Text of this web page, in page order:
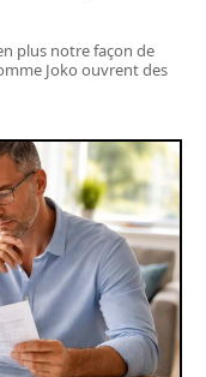
plus notre façon de
Joko ouvrent des